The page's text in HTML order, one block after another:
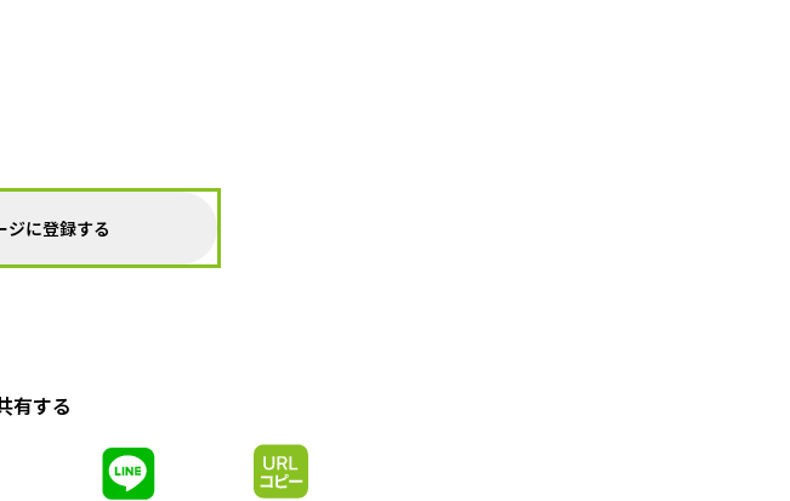
ジに登録する
有する